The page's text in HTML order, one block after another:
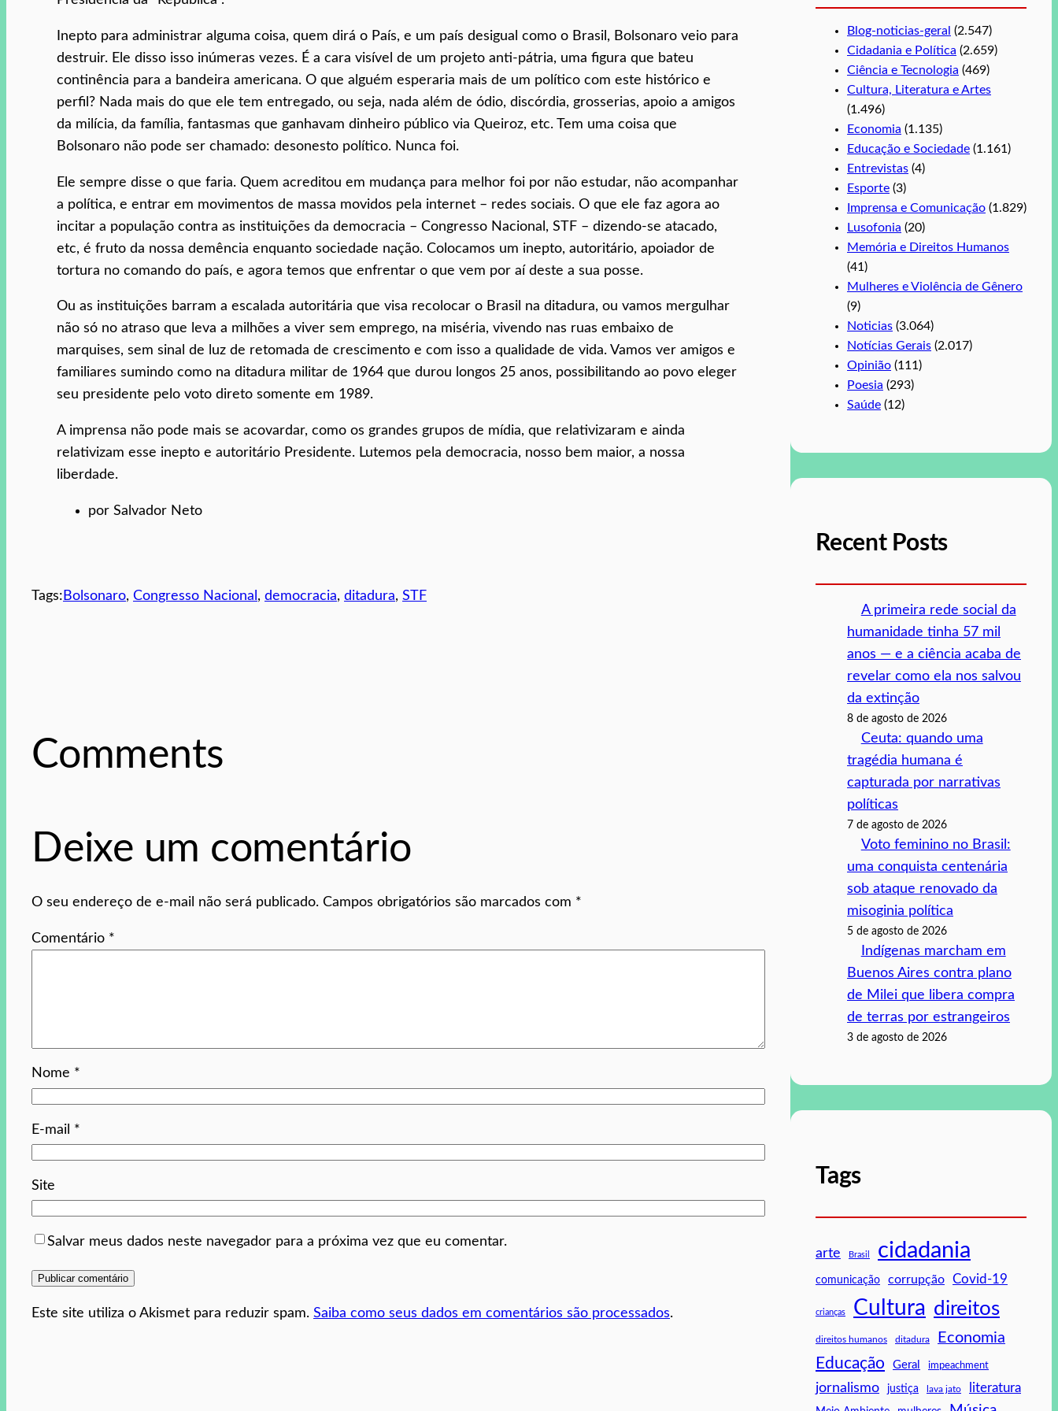
Inepto para administrar alguma coisa, quem dirá o País, e um país desigual como o Brasil, Bolsonaro veio para
destruir. Ele disso isso inúmeras vezes. É a cara visível de um projeto anti-pátria, uma figura que bateu
continência para a bandeira americana. O que alguém esperaria mais de um político com este histórico e
perfil? Nada mais do que ele tem entregado, ou seja, nada além de ódio, discórdia, grosserias, apoio a amigos
da milícia, da família, fantasmas que ganhavam dinheiro público via Queiroz, etc. Tem uma coisa que
Bolsonaro não pode ser chamado: desonesto político. Nunca foi.
Ele sempre disse o que faria. Quem acreditou em mudança para melhor foi por não estudar, não acompanhar
a política, e entrar em movimentos de massa movidos pela internet – redes sociais. O que ele faz agora ao
incitar a população contra as instituições da democracia – Congresso Nacional, STF – dizendo-se atacado,
etc, é fruto da nossa demência enquanto sociedade nação. Colocamos um inepto, autoritário, apoiador de
tortura no comando do país, e agora temos que enfrentar o que vem por aí deste a sua posse.
Ou as instituições barram a escalada autoritária que visa recolocar o Brasil na ditadura, ou vamos mergulhar
não só no atraso que leva a milhões a viver sem emprego, na miséria, vivendo nas ruas embaixo de
marquises, sem sinal de luz de retomada de crescimento e com isso a qualidade de vida. Vamos ver amigos e
familiares sumindo como na ditadura militar de 1964 que durou longos 25 anos, possibilitando ao povo eleger
seu presidente pelo voto direto somente em 1989.
A imprensa não pode mais se acovardar, como os grandes grupos de mídia, que relativizaram e ainda
relativizam esse inepto e autoritário Presidente. Lutemos pela democracia, nosso bem maior, a nossa
liberdade.
por Salvador Neto
Tags: Bolsonaro, Congresso Nacional , democracia, ditadura, STF
Comments
Deixe um comentário
O seu endereço de e-mail não será publicado. Campos obrigatórios são marcados com *
Comentário *
Nome *
E-mail *
Site
Salvar meus dados neste navegador para a próxima vez que eu comentar.
Este site utiliza o Akismet para reduzir spam. Saiba como seus dados em comentários são processados.
Blog-noticias-geral (2.547)
Cidadania e Política (2.659)
Ciência e Tecnologia (469)
Cultura, Literatura e Artes
(1.496)
Economia (1.135)
Educação e Sociedade (1.161)
Entrevistas (4)
Esporte (3)
Imprensa e Comunicação (1.829)
Lusofonia (20)
Memória e Direitos Humanos
(41)
Mulheres e Violência de Gênero
(9)
Noticias (3.064)
Notícias Gerais (2.017)
Opinião (111)
Poesia (293)
Saúde (12)
Recent Posts
A primeira rede social da
humanidade tinha 57 mil
anos — e a ciência acaba de
revelar como ela nos salvou
da extinção
8 de agosto de 2026
Ceuta: quando uma
tragédia humana é
capturada por narrativas
políticas
7 de agosto de 2026
Voto feminino no Brasil:
uma conquista centenária
sob ataque renovado da
misoginia política
5 de agosto de 2026
Indígenas marcham em
Buenos Aires contra plano
de Milei que libera compra
de terras por estrangeiros
3 de agosto de 2026
Tags
arte Brasil cidadania
comunicação corrupção Covid-19
crianças Cultura direitos
direitos humanos ditadura Economia
Educação Geral impeachment
jornalismo justiça lava jato literatura